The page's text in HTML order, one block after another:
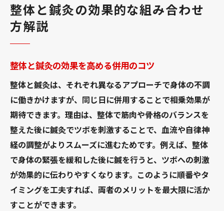
整体と鍼灸の効果的な組み合わせ
方解説
整体と鍼灸の効果を高める併用のコツ
整体と鍼灸は、それぞれ異なるアプローチで身体の不調
に働きかけますが、同じ日に併用することで相乗効果が
期待できます。理由は、整体で筋肉や骨格のバランスを
整えた後に鍼灸でツボを刺激することで、血流や自律神
経の調整がよりスムーズに進むためです。例えば、整体
で身体の緊張を緩和した後に鍼を行うと、ツボへの刺激
が効果的に伝わりやすくなります。このように順番やタ
イミングを工夫すれば、両者のメリットを最大限に活か
すことができます。